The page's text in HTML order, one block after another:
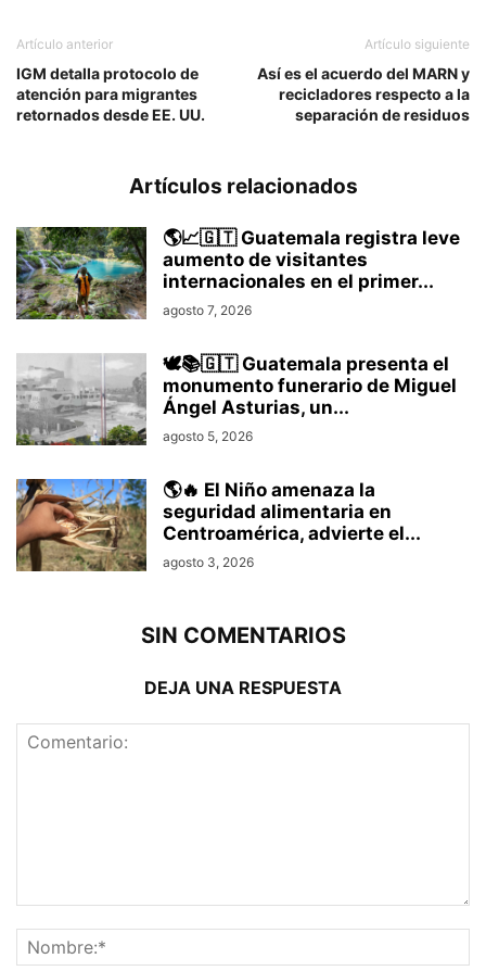
Artículo anterior
IGM detalla protocolo de
atención para migrantes
retornados desde EE. UU.
Artículo siguiente
Así es el acuerdo del MARN y
recicladores respecto a la
separación de residuos
Artículos relacionados
🌎📈🇬🇹 Guatemala registra leve
aumento de visitantes
internacionales en el primer...
agosto 7, 2026
🕊️📚🇬🇹 Guatemala presenta el
monumento funerario de Miguel
Ángel Asturias, un...
agosto 5, 2026
🌎🔥 El Niño amenaza la
seguridad alimentaria en
Centroamérica, advierte el...
agosto 3, 2026
SIN COMENTARIOS
DEJA UNA RESPUESTA